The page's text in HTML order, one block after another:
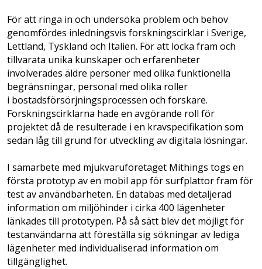
För att ringa in och undersöka problem och behov
genomfördes inledningsvis forskningscirklar i Sverige,
Lettland, Tyskland och Italien. För att locka fram och
tillvarata unika kunskaper och erfarenheter
involverades äldre personer med olika funktionella
begränsningar, personal med olika roller
i bostadsförsörjningsprocessen och forskare.
Forskningscirklarna hade en avgörande roll för
projektet då de resulterade i en kravspecifikation som
sedan låg till grund för utveckling av digitala lösningar.
I samarbete med mjukvaruföretaget Mithings togs en
första prototyp av en mobil app för surfplattor fram för
test av användbarheten. En databas med detaljerad
information om miljöhinder i cirka 400 lägenheter
länkades till prototypen. På så sätt blev det möjligt för
testanvändarna att föreställa sig sökningar av lediga
lägenheter med individualiserad information om
tillgänglighet.